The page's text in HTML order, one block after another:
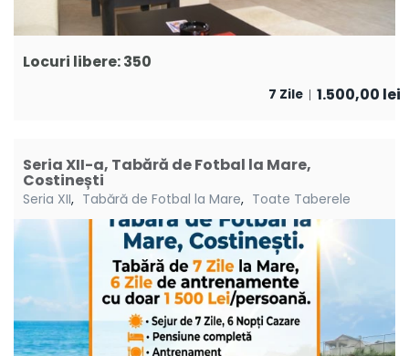
Locuri libere: 350
7 Zile 1.500,00 lei
Seria XII-a, Tabără de Fotbal la Mare,
Costinești
Seria XII, Tabără de Fotbal la Mare, Toate Taberele